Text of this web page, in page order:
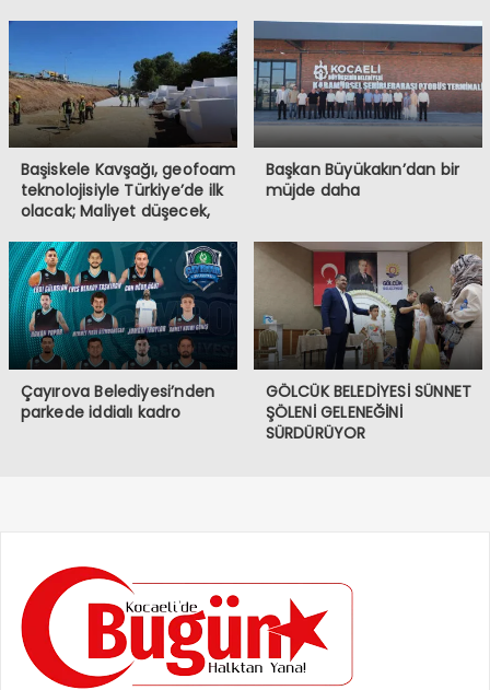
Başiskele Kavşağı, geofoam
teknolojisiyle Türkiye’de ilk
olacak; Maliyet düşecek,
Başkan Büyükakın’dan bir
müjde daha
Çayırova Belediyesi’nden
parkede iddialı kadro
GÖLCÜK BELEDİYESİ SÜNNET
ŞÖLENİ GELENEĞİNİ
SÜRDÜRÜYOR